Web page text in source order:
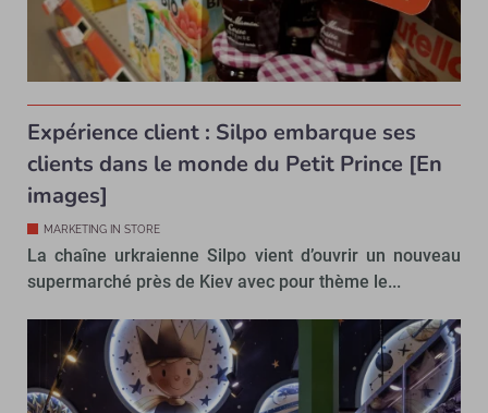
Expérience client : Silpo embarque ses
clients dans le monde du Petit Prince [En
images]
MARKETING IN STORE
La chaîne urkraienne Silpo vient d’ouvrir un nouveau
supermarché près de Kiev avec pour thème le...